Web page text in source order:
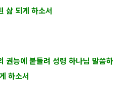
삶 되게 하소서
권능에 붙들려 성령 하나님 말씀하
하소서